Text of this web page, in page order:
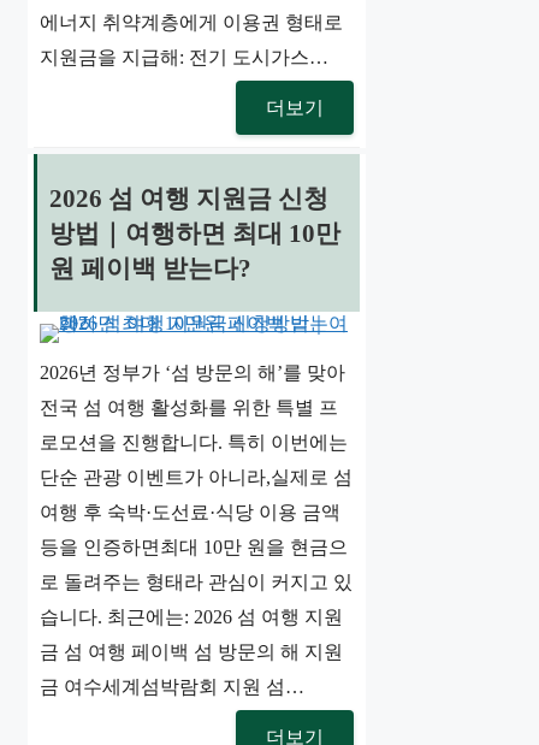
에너지 취약계층에게 이용권 형태로
지원금을 지급해: 전기 도시가스…
더보기
2026 섬 여행 지원금 신청
방법｜여행하면 최대 10만
원 페이백 받는다?
2026년 정부가 ‘섬 방문의 해’를 맞아
전국 섬 여행 활성화를 위한 특별 프
로모션을 진행합니다. 특히 이번에는
단순 관광 이벤트가 아니라,실제로 섬
여행 후 숙박·도선료·식당 이용 금액
등을 인증하면최대 10만 원을 현금으
로 돌려주는 형태라 관심이 커지고 있
습니다. 최근에는: 2026 섬 여행 지원
금 섬 여행 페이백 섬 방문의 해 지원
금 여수세계섬박람회 지원 섬…
더보기